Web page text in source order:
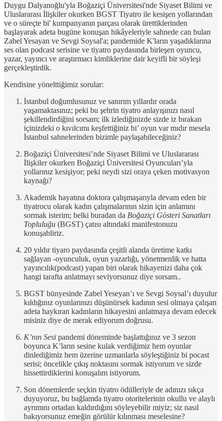
Duygu Dalyanoğlu'yla Boğaziçi Üniversitesi'nde Siyaset Bilimi ve
Uluslararası İlişkiler okurken BGST Tiyatro ile kesişen yollarından
ve o süreçte bi' kumpanyanın parçası olarak ürettiklerinden
başlayarak adeta bugüne konuşan hikâyeleriyle sahnede can bulan
Zabel Yesayan ve Sevgi Soysal'a; pandemide K'ların yaşadıklarına
ses olan podcast serisine ve tiyatro paydasında birleşen oyuncu,
yazar, yayıncı ve araştırmacı kimliklerine dair keyifli bir söyleşi
gerçekleştirdik.
Kendisine yönelttiğimiz sorular:
İstanbul doğumlusunuz ve sanırım yıllardır orada
yaşamaktasınız; peki bu şehrin tiyatro anlayışınızı nasıl
şekillendirdiğini sorsam; ilk izlediğinizde sizde iz bırakan
içinizdeki o kıvılcımı keşfettiğiniz bi’ oyun var mıdır mesela
İstanbul sahnelerinden bizimle paylaşabileceğiniz?
Boğaziçi Üniversitesi’nde Siyaset Bilimi ve Uluslararası
İlişkiler okurken Boğaziçi Üniversitesi Oyuncuları’yla
yollarınız kesişiyor; peki neydi sizi oraya çeken motivasyon
kaynağı?
Akademik hayatına doktora çalışmaşarıyla devam eden bir
tiyatrocu olarak kadın çalışmalarının sizin için anlamını
sormak isterim; belki buradan da Boğaziçi Gösteri Sanatları
Topluluğu (BGST) çatısı altındaki manifestonuzu
konuşabliriz.
20 yıldır tiyaro paydasında çeşitli alanda üretime katkı
sağlayan -oyunculuk, oyun yazarlığı, yönetmenlik ve hatta
yayıncılık(podcast) yapan biri olarak hikayenizi daha çok
hangi tarafta anlatmayı seviyorsunuz diye sorsam..
BGST bünyesinde Zabel Yeseyan’ı ve Sevgi Soysal’ı duyulur
kıldığınız oyunlarınızı düşünürsek kadının sesi olmaya çalışan
adeta haykıran kadınların hikayesini anlatmaya devam edecek
misiniz diye de merak ediyorum doğrusu.
K’nın Sesi pandemi döneminde başlattığınız ve 3 sezon
boyunca K’ların sesine kulak verdiğimiz hem oyunlar
dinlediğimiz hem üzerine uzmanlarla söyleştiğiniz bi pocast
serisi; öncelikle çıkış noktasını sormak istiyorum ve sizde
hissettirdiklerini konuşalım istiyorum.
Son dönemlerde seçkin tiyatro ödülleriyle de adınızı sıkça
duyuyoruz, bu bağlamda tiyatro otoritelerinin okullu ve alaylı
ayrımını ortadan kaldırdığını söyleyebilir miyiz; siz nasıl
bakıyorsunuz emeğin görülür kılınması meselesine?